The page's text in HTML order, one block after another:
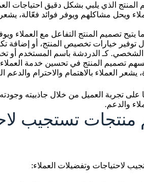
المنتج الذي يلبي بشكل دقيق احتياجات
ويحل مشاكلهم ويوفر فوائد فعّالة، يشعر
يتيح تصميم المنتج التفاعل مع العملاء
خيارات تخصيص المنتج، أو إضافة
الشخصي. كـ الدردشة باسم المستخدم أو
تصميم المنتج في تحسين خدمة
العملاء بالاهتمام والاحترام
على تجربة العميل من خلال جاذبيته
والدعم.
تستجيب
لاحتياجات وتفضيلات العملاء: